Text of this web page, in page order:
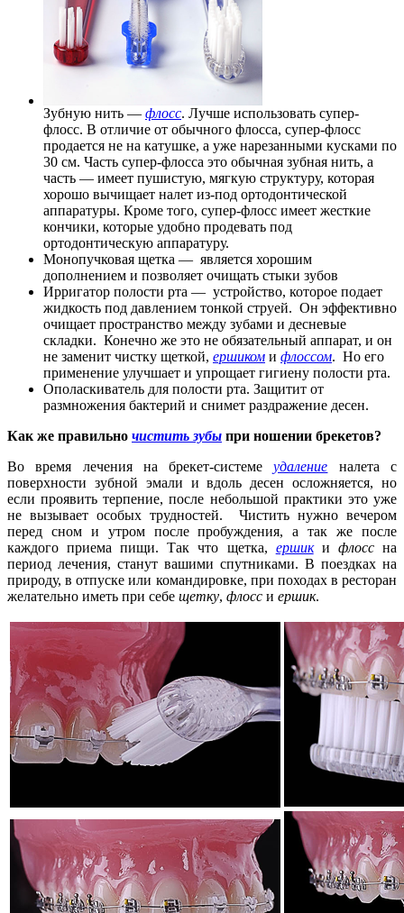
Зубную нить — флосс. Лучше использовать супер-
флосс. В отличие от обычного флосса, супер-флосс
продается не на катушке, а уже нарезанными кусками по
30 см. Часть супер-флосса это обычная зубная нить, а
часть — имеет пушистую, мягкую структуру, которая
хорошо вычищает налет из-под ортодонтической
аппаратуры. Кроме того, супер-флосс имеет жесткие
кончики, которые удобно продевать под
ортодонтическую аппаратуру.
Монопучковая щетка — является хорошим
дополнением и позволяет очищать стыки зубов
Ирригатор полости рта — устройство, которое подает
жидкость под давлением тонкой струей. Он эффективно
очищает пространство между зубами и десневые
складки. Конечно же это не обязательный аппарат, и он
не заменит чистку щеткой, ершиком и флоссом. Но его
применение улучшает и упрощает гигиену полости рта.
Ополаскиватель для полости рта. Защитит от
размножения бактерий и снимет раздражение десен.
Как же правильно чистить зубы при ношении брекетов?
Во время лечения на брекет-системеудаление налета с
поверхности зубной эмали и вдоль десен осложняется, но
если проявить терпение, после небольшой практики это уже
не вызывает особых трудностей. Чистить нужно вечером
перед сном и утром после пробуждения, а так же после
каждого приема пищи. Так что щетка, ершики флоссна
период лечения, станут вашими спутниками. В поездках на
природу, в отпуске или командировке, при походах в ресторан
желательно иметь при себе щетку, флосс и ершик.